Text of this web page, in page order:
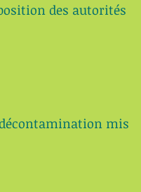
des autorités
décontamination mis